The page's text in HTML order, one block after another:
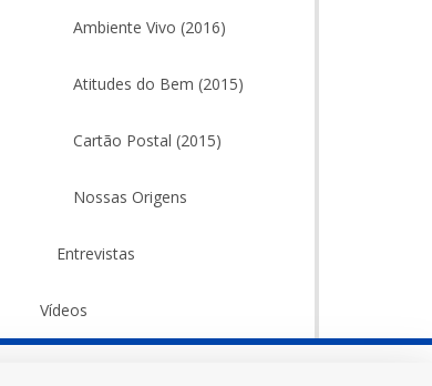
Ambiente Vivo (2016)
Atitudes do Bem (2015)
Cartão Postal (2015)
Nossas Origens
Entrevistas
Vídeos